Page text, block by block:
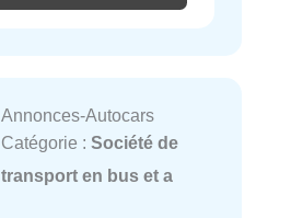
Annonces-Autocars
Catégorie : Société de
transport en bus et a